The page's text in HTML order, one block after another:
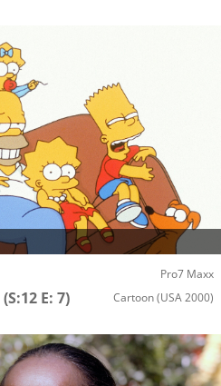
Pro7 Maxx
(S:12 E: 7) Cartoon(USA 2000)